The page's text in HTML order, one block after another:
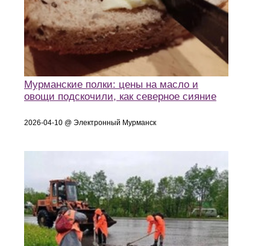
Мурманские полки: цены на масло и
овощи подскочили, как северное сияние
2026-04-10 @ Электронный Мурманск